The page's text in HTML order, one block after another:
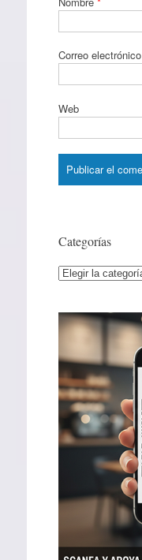
Correo electrónico
Web
Categorías
Categorías